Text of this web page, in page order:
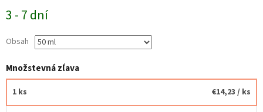
cena:
3 - 7 dní
Obsah
Množstevná zľava
1 ks €14,23 / ks